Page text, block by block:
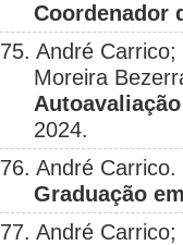
Coordenador
75. André
Moreira
2024.
76. André Carrico.
Graduação
77. André